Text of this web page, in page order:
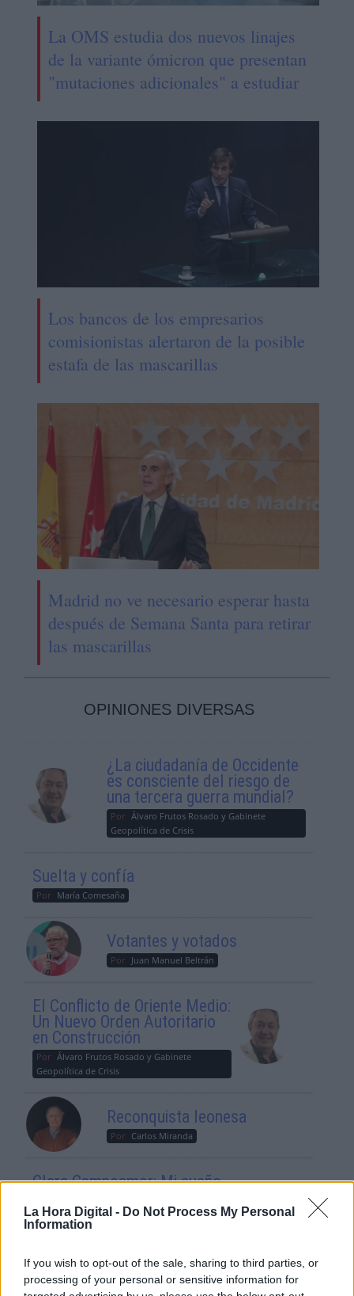
La Hora Digital - Do Not Process My Personal
Information
If you wish to opt-out of the sale, sharing to third parties, or
processing of your personal or sensitive information for
La OMS estudia dos nuevos linajes
de la variante ómicron que presentan
"mutaciones adicionales" a estudiar
Los bancos de los empresarios
comisionistas alertaron de la posible
estafa de las mascarillas
Madrid no ve necesario esperar hasta
después de Semana Santa para retirar
las mascarillas
OPINIONES DIVERSAS
¿La ciudadanía de Occidente
es consciente del riesgo de
una tercera guerra mundial?
Por Álvaro Frutos Rosado y Gabinete
Geopolítica de Crisis
Suelta y confía
Por María Comesaña
Votantes y votados
Por Juan Manuel Beltrán
El Conflicto de Oriente Medio:
Un Nuevo Orden Autoritario
en Construcción
Por Álvaro Frutos Rosado y Gabinete
Geopolítica de Crisis
Reconquista leonesa
Por Carlos Miranda
Clara Campoamor: Mi sueño,
Por María Pérez Herrero